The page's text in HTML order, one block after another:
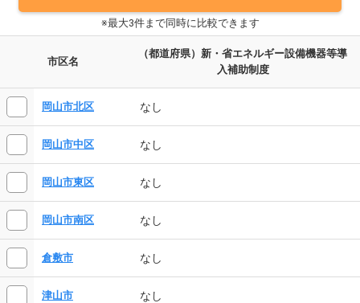
※最大3件まで同時に比較できます
市区名
（都道府県）新・省エネルギー設備機器等導
入補助制度
岡山市北区 なし
岡山市中区 なし
岡山市東区 なし
岡山市南区 なし
倉敷市 なし
津山市 なし